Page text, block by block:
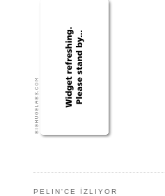
PELIN'CE İZLIYOR